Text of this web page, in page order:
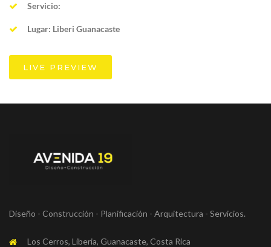
Servicio:
Lugar: Liberi Guanacaste
LIVE PREVIEW
Diseño - Construcción - Planificación - Arquitectura - Servicios.
Los Cerros, Liberia, Guanacaste, Costa Rica